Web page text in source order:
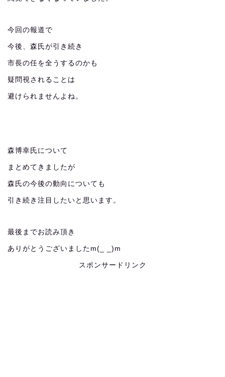
今回の報道で
今後、森氏が引き続き
市長の任を全うするのかも
疑問視されることは
避けられませんよね。
森博幸氏について
まとめてきましたが
森氏の今後の動向についても
引き続き注目したいと思います。
最後までお読み頂き
ありがとうございましたm(_ _)m
スポンサードリンク